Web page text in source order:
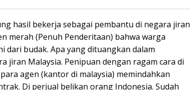
hasil bekerja sebagai pembantu di negara jiran
merah (Penuh Penderitaan) bahwa warga
dari budak. Apa yang dituangkan dalam
jiran Malaysia. Penipuan dengan ragam cara di
agen (kantor di malaysia) memindahkan
Di perjual belikan orang Indonesia. Sudah